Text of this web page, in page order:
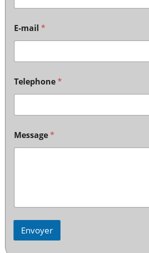
E-mail *
Telephone*
Message*
Envoyer